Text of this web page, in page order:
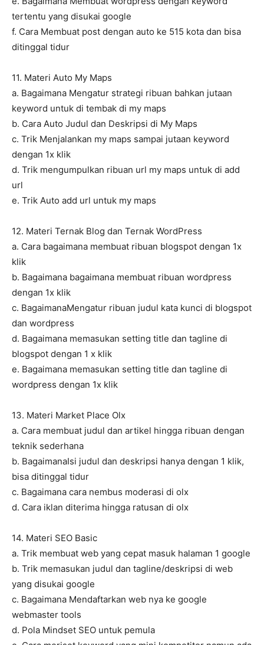
tertentu yang disukai google
f. Cara Membuat post dengan auto ke 515 kota dan bisa
ditinggal tidur
11. Materi Auto My Maps
a. Bagaimana Mengatur strategi ribuan bahkan jutaan
keyword untuk di tembak di my maps
b. Cara Auto Judul dan Deskripsi di My Maps
c. Trik Menjalankan my maps sampai jutaan keyword
dengan 1x klik
d. Trik mengumpulkan ribuan url my maps untuk di add
url
e. Trik Auto add url untuk my maps
12. Materi Ternak Blog dan Ternak WordPress
a. Cara bagaimana membuat ribuan blogspot dengan 1x
klik
b. Bagaimana bagaimana membuat ribuan wordpress
dengan 1x klik
c. BagaimanaMengatur ribuan judul kata kunci di blogspot
dan wordpress
d. Bagaimana memasukan setting title dan tagline di
blogspot dengan 1 x klik
e. Bagaimana memasukan setting title dan tagline di
wordpress dengan 1x klik
13. Materi Market Place Olx
a. Cara membuat judul dan artikel hingga ribuan dengan
teknik sederhana
b. BagaimanaIsi judul dan deskripsi hanya dengan 1 klik,
bisa ditinggal tidur
c. Bagaimana cara nembus moderasi di olx
d. Cara iklan diterima hingga ratusan di olx
14. Materi SEO Basic
a. Trik membuat web yang cepat masuk halaman 1 google
b. Trik memasukan judul dan tagline/deskripsi di web
yang disukai google
c. Bagaimana Mendaftarkan web nya ke google
webmaster tools
d. Pola Mindset SEO untuk pemula